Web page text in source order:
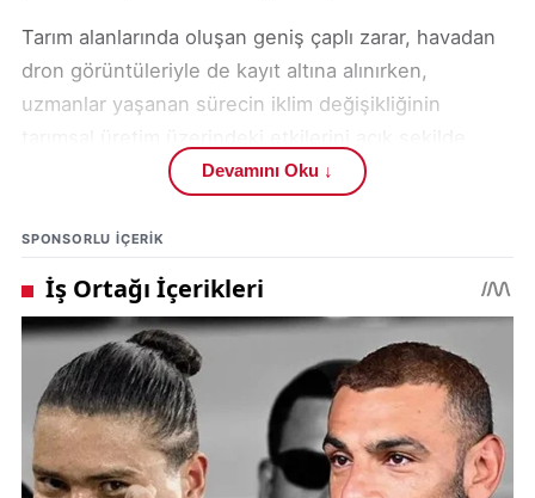
Tarım alanlarında oluşan geniş çaplı zarar, havadan
dron görüntüleriyle de kayıt altına alınırken,
uzmanlar yaşanan sürecin iklim değişikliğinin
ortaya koyduğunu belirtti.
Sivas Bilim ve Teknoloji Üniversitesi Tarım Bilimleri
ve Teknoloji Fakültesi Bitki Koruma Anabilim Dalı
Başkanı Prof. Dr. Tolga Karaköy, yaşanan
gelişmelere ilişkin yaptığı değerlendirmede son
yıllarda iklim koşullarında ciddi dalgalanmalar
görüldüğünü ifade etti.
Prof. Dr. Karaköy, geçen yıl bölgede kuraklığın etkili
olduğunu ve bunun da tarımsal üretimde önemli
Devamını Oku ↓
SPONSORLU IÇERIK